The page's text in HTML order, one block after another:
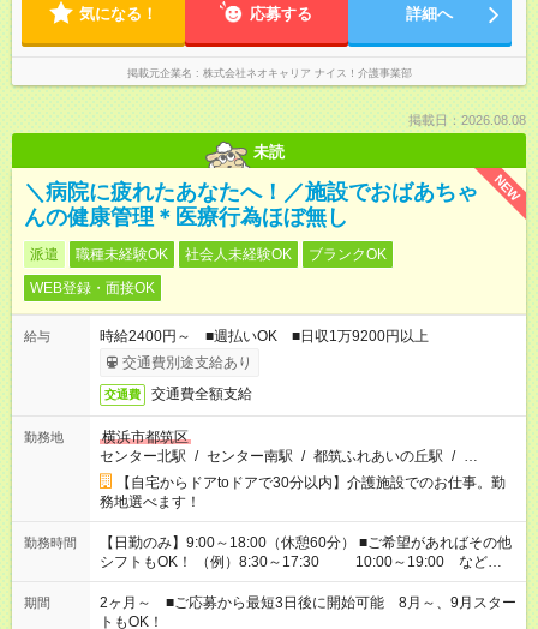
気になる！ 応募する 詳細へ
掲載元企業名 株式会社ネオキャリア ナイス！介護事業部
掲載日：2026.08.08
未読
NEW
＼病院に疲れたあなたへ！／施設でおばあちゃ
んの健康管理＊医療行為ほぼ無し
派遣 職種未経験OK 社会人未経験OK
ブランクOK
WEB登録・面接OK
給与
時給2400円～ ■週払いOK ■日収1万9200円以上
交通費別途支給あり
交通費 交通費全額支給
勤務地
横浜市都筑区
センター北駅 / センター南駅 / 都筑ふれあいの丘駅 / …
【自宅からドアtoドアで30分以内】介護施設でのお仕事。勤
務地選べます！
勤務時間
【日勤のみ】9:00～18:00（休憩60分） ■ご希望があればその他
シフトもOK！ （例）8:30～17:30 10:00～19:00 など
「家族とお休みを合わせたい」 「できれば残業はしたくない」
など、あなたのご希望に沿ったお仕事をご紹介します！ ※Wワ
ーク希望の方へ 今ご覧のお仕事で希望する勤務時間と、もう1つ
期間
2ヶ月～ ■ご応募から最短3日後に開始可能 8月～、9月スター
トもOK！